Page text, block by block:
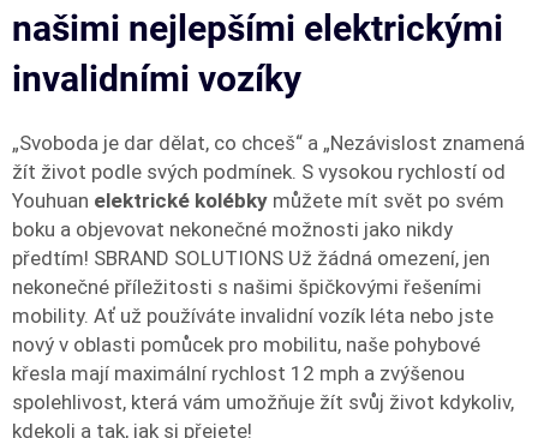
našimi nejlepšími elektrickými
invalidními vozíky
„Svoboda je dar dělat, co chceš“ a „Nezávislost znamená
žít život podle svých podmínek. S vysokou rychlostí od
Youhuan elektrické kolébky můžete mít svět po svém
boku a objevovat nekonečné možnosti jako nikdy
předtím! SBRAND SOLUTIONS Už žádná omezení, jen
nekonečné příležitosti s našimi špičkovými řešeními
mobility. Ať už používáte invalidní vozík léta nebo jste
nový v oblasti pomůcek pro mobilitu, naše pohybové
křesla mají maximální rychlost 12 mph a zvýšenou
spolehlivost, která vám umožňuje žít svůj život kdykoliv,
kdekoli a tak, jak si přejete!